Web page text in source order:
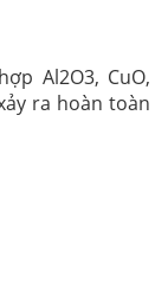
Al2O3, CuO,
ra hoàn toàn